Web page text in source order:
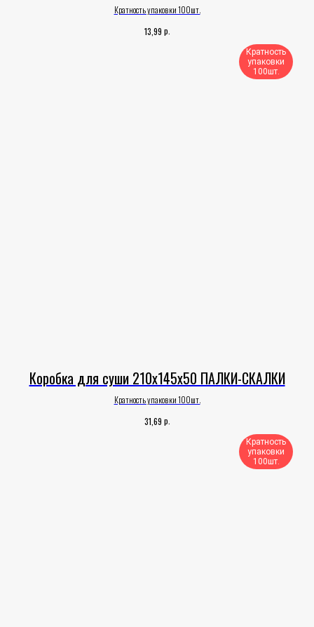
Кратность упаковки 100шт.
13,99 р.
Кратность
упаковки
100шт.​
Коробка для суши 210х145х50 ПАЛКИ-СКАЛКИ
Кратность упаковки 100шт.
31,69 р.
Кратность
упаковки
100шт.​